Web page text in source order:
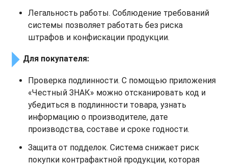
Легальность работы. Соблюдение требований
системы позволяет работать без риска
штрафов и конфискации продукции.
Для покупателя:
Проверка подлинности. С помощью приложения
«Честный ЗНАК» можно отсканировать код и
убедиться в подлинности товара, узнать
информацию о производителе, дате
производства, составе и сроке годности.
Защита от подделок. Система снижает риск
покупки контрафактной продукции, которая